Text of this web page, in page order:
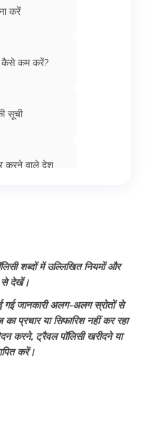
वीज़ा: वीज़ा के
करें
कैसे कम करें?
सूची
करने वाले देश
देश
शब्दों में उल्लिखित नियमों और
से देखें।
गई जानकारी अलग-अलग स्रोतों से
प्रचार या सिफारिश नहीं कर रहा
करने, ट्रैवल पॉलिसी खरीदने या
करें।